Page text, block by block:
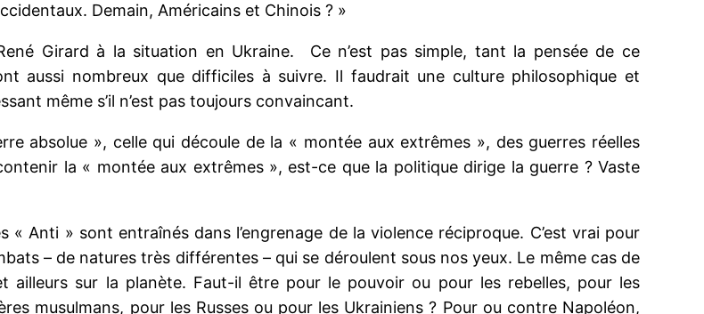
Demain, Américains et Chinois ? »
Girard à la situation en Ukraine. Ce n’est pas simple, tant la pensée de ce
aussi nombreux que difficiles à suivre. Il faudrait une culture philosophique et
même s’il n’est pas toujours convaincant.
absolue », celle qui découle de la « montée aux extrêmes », des guerres réelles
la « montée aux extrêmes », est-ce que la politique dirige la guerre ? Vaste
« Anti » sont entraînés dans l’engrenage de la violence réciproque. C’est vrai pour
– de natures très différentes – qui se déroulent sous nos yeux. Le même cas de
ailleurs sur la planète. Faut-il être pour le pouvoir ou pour les rebelles, pour les
musulmans, pour les Russes ou pour les Ukrainiens ? Pour ou contre Napoléon,